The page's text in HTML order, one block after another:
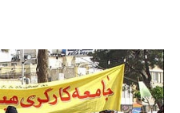
آب، گویای آغاز نزاع هایی